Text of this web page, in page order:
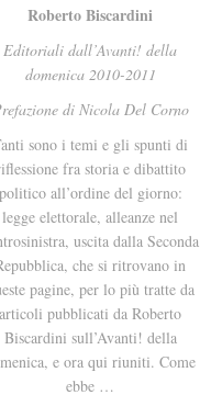
Roberto Biscardini
Editoriali dall’Avanti! della
domenica 2010-2011
di Nicola Del Corno
sono i temi e gli spunti di
fra storia e dibattito
politico all’ordine del giorno:
legge elettorale, alleanze nel
uscita dalla Seconda
che si ritrovano in
pagine, per lo più tratte da
articoli pubblicati da Roberto
Biscardini sull’Avanti! della
e ora qui riuniti. Come
ebbe …